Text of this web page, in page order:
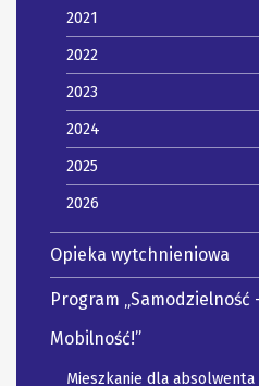
2021
2022
2023
2024
2025
2026
Opieka wytchnieniowa
Program „Samodzielność
Mobilność!”
Mieszkanie dla absolwenta